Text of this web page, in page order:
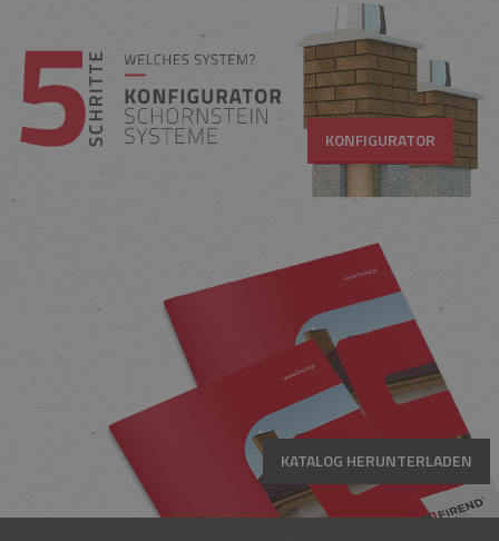
KONFIGURATOR
KATALOG HERUNTERLADEN